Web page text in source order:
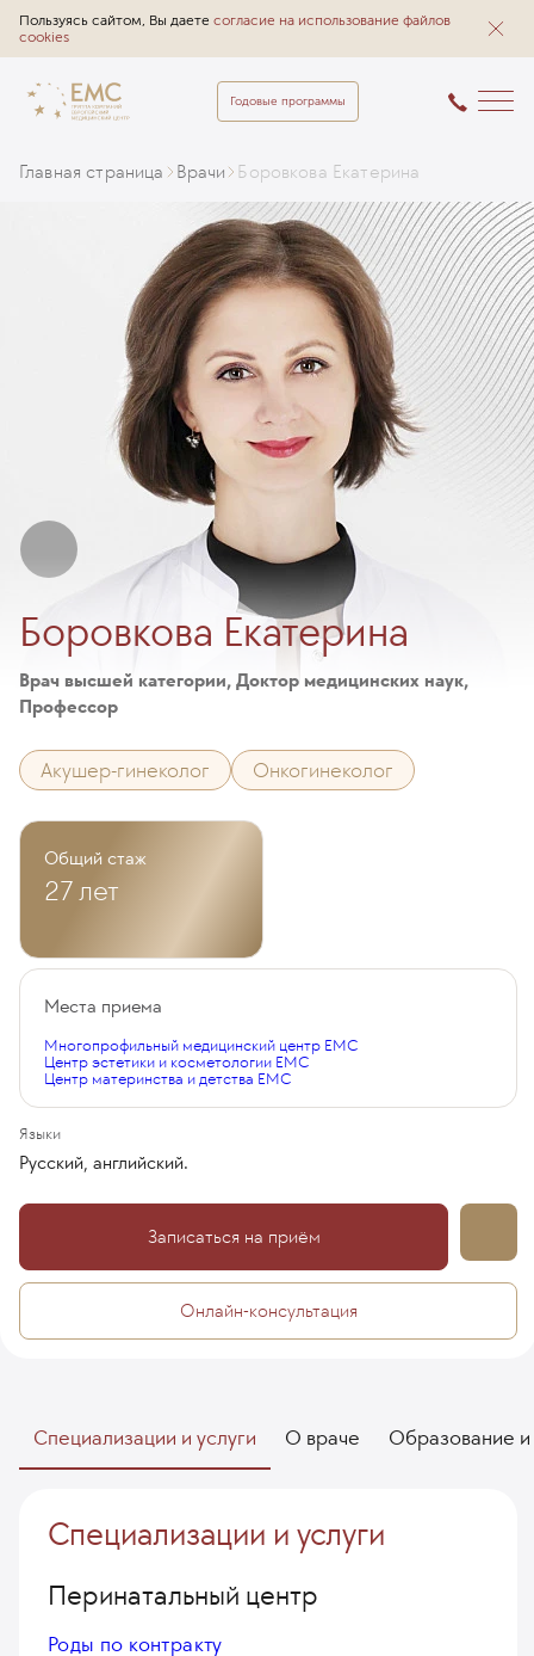
Пользуясь сайтом, Вы даете согласие на использование файлов
cookies
Годовые программы
Главная страница Врачи Боровкова Екатерина
Боровкова Екатерина
Врач высшей категории, Доктор медицинских наук,
Профессор
Акушер-гинеколог Онкогинеколог
Общий стаж
27 лет
Места приема
Многопрофильный медицинский центр EMC
Центр эстетики и косметологии EMC
Центр материнства и детства EMC
Языки
Русский, английский.
Записаться на приём
Онлайн-консультация
Специализации и услуги О враче Образование
Специализации и услуги
Перинатальный центр
Роды по контракту